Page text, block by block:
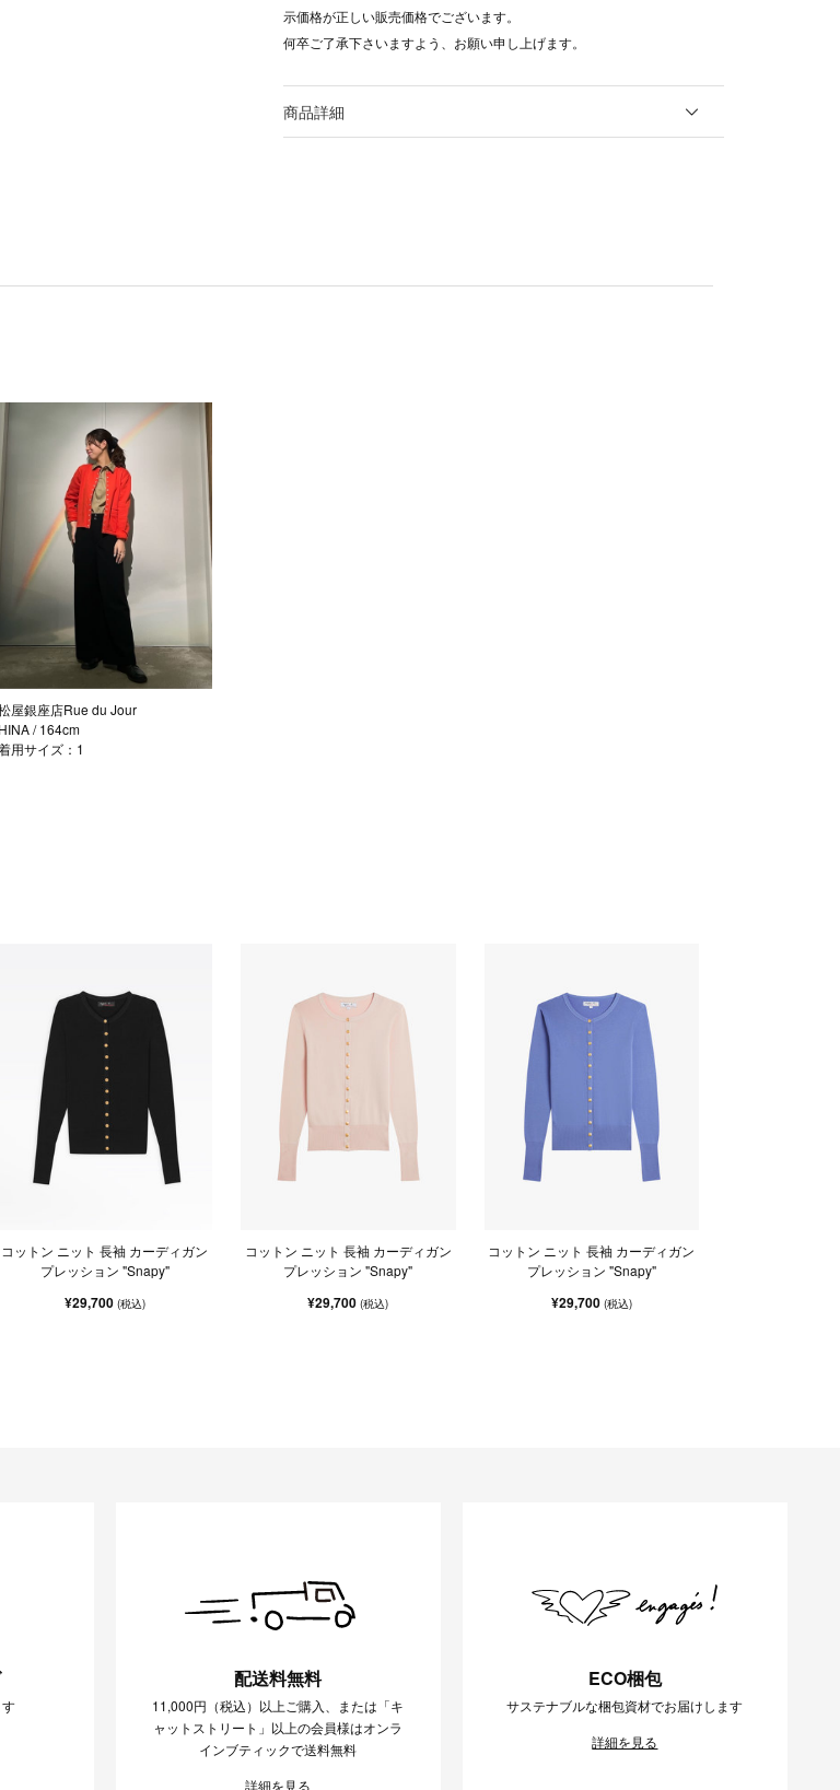
示価格が正しい販売価格でございます。
何卒ご了承下さいますよう、お願い申し上げます。
商品詳細
屋銀座店Rue du Jour
HINA/ 164cm
用サイズ：1
コットン ニット 長袖 カーディガン
プレッション "Snapy"
¥29,700 (税込)
コットン ニット 長袖 カーディガン
プレッション "Snapy"
¥29,700(税込)
コットン ニット 長袖 カーディガン
プレッション "Snapy"
¥29,700 (税込)
配送料無料
11,000円（税込）以上ご購入、または「キ
ャットストリート」以上の会員様はオンラ
インブティックで送料無料
詳細を見る
ECO梱包
サステナブルな梱包資材でお届けします
詳細を見る